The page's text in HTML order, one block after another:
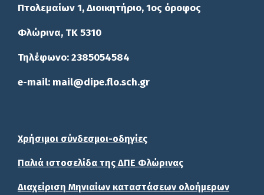
Πτολεμαίων 1, Διοικητήριο, 1ος όροφος
Φλώρινα, ΤΚ 5310
Τηλέφωνο: 2385054584
e-mail: mail@dipe.flo.sch.gr
Χρήσιμοι σύνδεσμοι-οδηγίες
Παλιά ιστοσελίδα της ΔΠΕ Φλώρινας
Διαχείριση Μηνιαίων καταστάσεων ολοήμερων